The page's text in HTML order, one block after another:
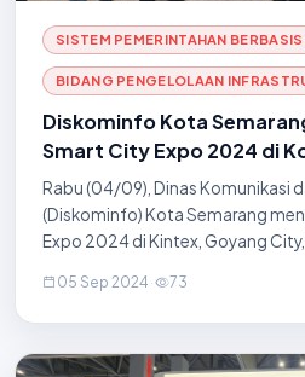
SISTEM PEMERINTAHAN
BIDANG PENGELOLAAN
Diskominfo Kota
Smart City Expo 2024 di
ke-2
Rabu (04/09), Dinas Komunikasi
(Diskominfo) Kota Semarang
Expo 2024 di Kintex, Goyang City,
pusat inovasi smart city di Korea
05 Sep 2024 · 73